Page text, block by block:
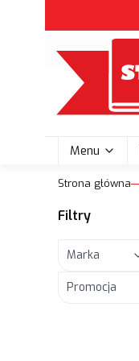
Menu
Strona główna
Filtry
Marka
Promocja